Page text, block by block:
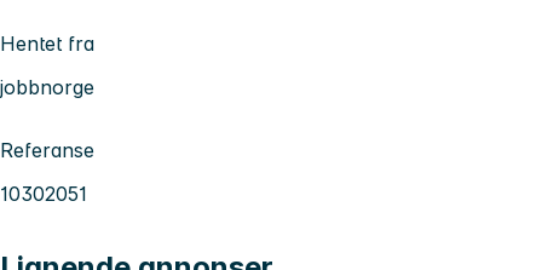
Hentet fra
jobbnorge
Referanse
10302051